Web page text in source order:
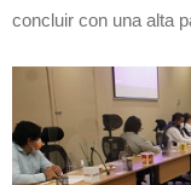
concluir con una alta